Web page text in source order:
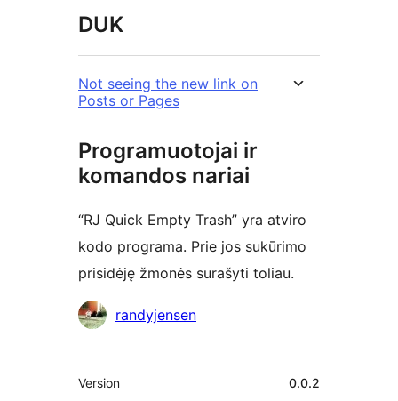
DUK
Not seeing the new link on
Posts or Pages
Programuotojai ir
komandos nariai
“RJ Quick Empty Trash” yra atviro
kodo programa. Prie jos sukūrimo
prisidėję žmonės surašyti toliau.
Autoriairandyjensen
Metainformacija
Version 0.0.2